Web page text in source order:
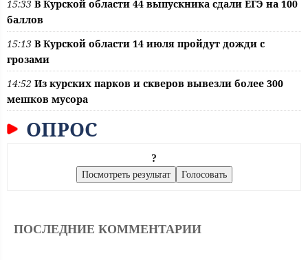
15:33 В Курской области 44 выпускника сдали ЕГЭ на 100
баллов
15:13 В Курской области 14 июля пройдут дожди с
грозами
14:52 Из курских парков и скверов вывезли более 300
мешков мусора
ОПРОС
?
ПОСЛЕДНИЕ КОММЕНТАРИИ